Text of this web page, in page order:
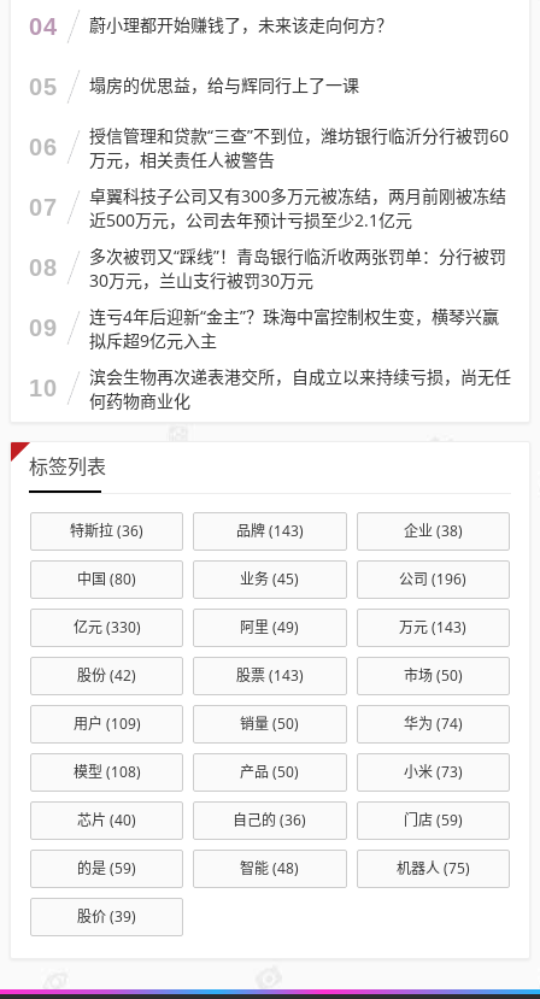
04 蔚小理都开始赚钱了，未来该走向何方？
05 塌房的优思益，给与辉同行上了一课
06
授信管理和贷款“三查”不到位，潍坊银行临沂分行被罚60
万元，相关责任人被警告
07
卓翼科技子公司又有300多万元被冻结，两月前刚被冻结
近500万元，公司去年预计亏损至少2.1亿元
08
多次被罚又“踩线”！青岛银行临沂收两张罚单：分行被罚
30万元，兰山支行被罚30万元
09
连亏4年后迎新“金主”？珠海中富控制权生变，横琴兴赢
拟斥超9亿元入主
10
滨会生物再次递表港交所，自成立以来持续亏损，尚无任
何药物商业化
标签列表
特斯拉(36) 品牌(143) 企业(38)
中国 (80) 业务(45) 公司 (196)
亿元(330) 阿里 (49) 万元(143)
股份(42) 股票(143) 市场(50)
用户 (109) 销量(50) 华为 (74)
模型 (108) 产品 (50) 小米(73)
芯片 (40) 自己的 (36) 门店(59)
的是(59) 智能(48) 机器人(75)
股价(39)